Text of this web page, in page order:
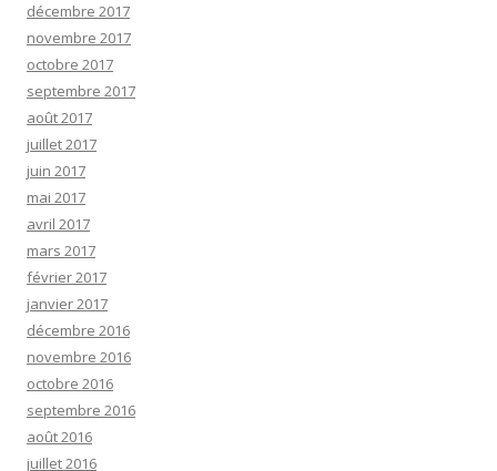
décembre 2017
novembre 2017
octobre 2017
septembre 2017
août 2017
juillet 2017
juin 2017
mai 2017
avril 2017
mars 2017
février 2017
janvier 2017
décembre 2016
novembre 2016
octobre 2016
septembre 2016
août 2016
juillet 2016